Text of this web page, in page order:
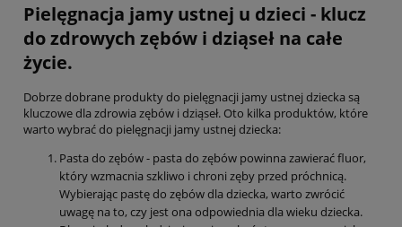
Pielęgnacja jamy ustnej u dzieci - klucz
do zdrowych zębów i dziąseł na całe
życie.
Dobrze dobrane produkty do pielęgnacji jamy ustnej dziecka są
kluczowe dla zdrowia zębów i dziąseł. Oto kilka produktów, które
warto wybrać do pielęgnacji jamy ustnej dziecka:
Pasta do zębów - pasta do zębów powinna zawierać fluor,
który wzmacnia szkliwo i chroni zęby przed próchnicą.
Wybierając pastę do zębów dla dziecka, warto zwrócić
uwagę na to, czy jest ona odpowiednia dla wieku dziecka.